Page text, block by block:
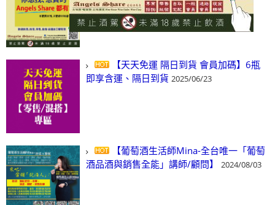
2024/03/01
【天天免運 隔日到貨 會員加碼】6瓶
即享含運、隔日到貨 2025/06/23
【葡萄酒生活師Mina-全台唯一「葡萄
酒品酒與銷售全能」講師/顧問】
2024/08/03